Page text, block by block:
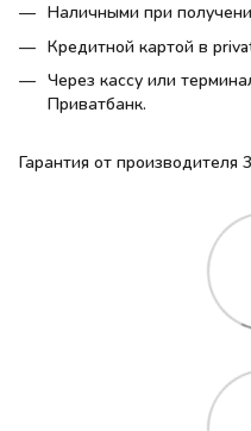
Наличными при
Кредитной картой в
Через кассу или
Приватбанк.
Гарантия от производителя